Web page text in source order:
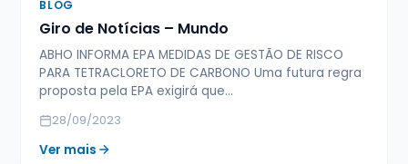
BLOG
Giro de Notícias – Mundo
ABHO INFORMA EPA MEDIDAS DE GESTÃO DE RISCO
PARA TETRACLORETO DE CARBONO Uma futura regra
proposta pela EPA exigirá que…
28/09/2023
Ver mais